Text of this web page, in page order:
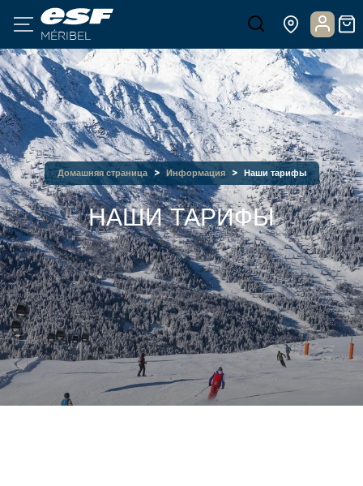
MÉRIBEL
Домашняя страница Информация Наши тарифы
НАШИ ТАРИФЫ